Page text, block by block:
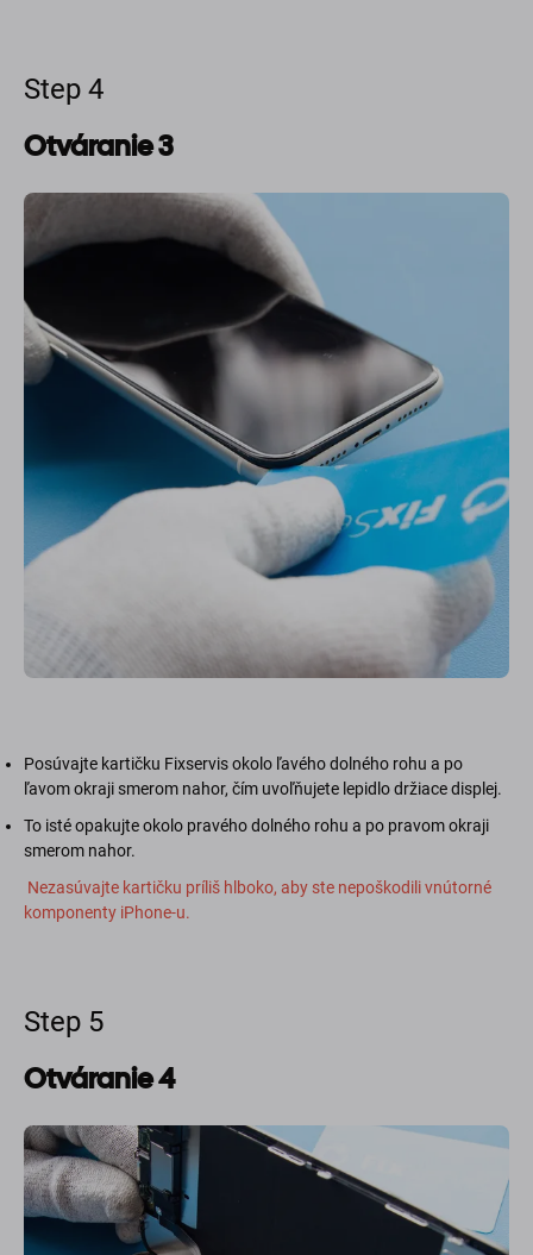
Step 4
Otváranie 3
Posúvajte kartičku Fixservis okolo ľavého dolného rohu a po
ľavom okraji smerom nahor, čím uvoľňujete lepidlo držiace displej.
To isté opakujte okolo pravého dolného rohu a po pravom okraji
smerom nahor.
Nezasúvajte kartičku príliš hlboko, aby ste nepoškodili vnútorné
komponenty iPhone-u.
Step 5
Otváranie 4